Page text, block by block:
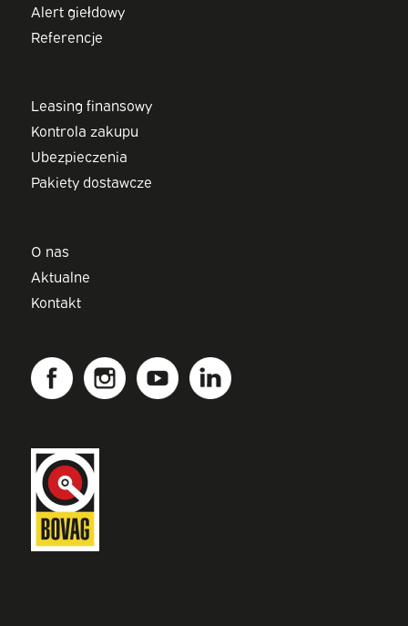
Alert giełdowy
Referencje
Leasing finansowy
Kontrola zakupu
Ubezpieczenia
Pakiety dostawcze
O nas
Aktualne
Kontakt